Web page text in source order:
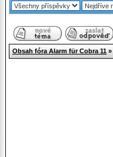
Obsah fóra Alarm für Cobra 11 »